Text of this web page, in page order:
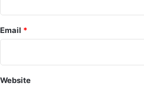
Email *
Website